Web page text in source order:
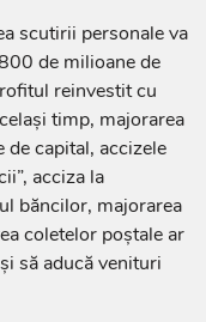
scutirii personale va
de milioane de
reinvestit cu
timp, majorarea
capital, accizele
acciza la
băncilor, majorarea
coletelor poștale ar
să aducă venituri